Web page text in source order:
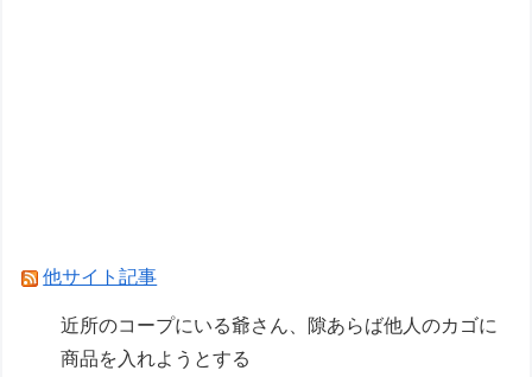
他サイト記事
近所のコープにいる爺さん、隙あらば他人のカゴに
商品を入れようとする